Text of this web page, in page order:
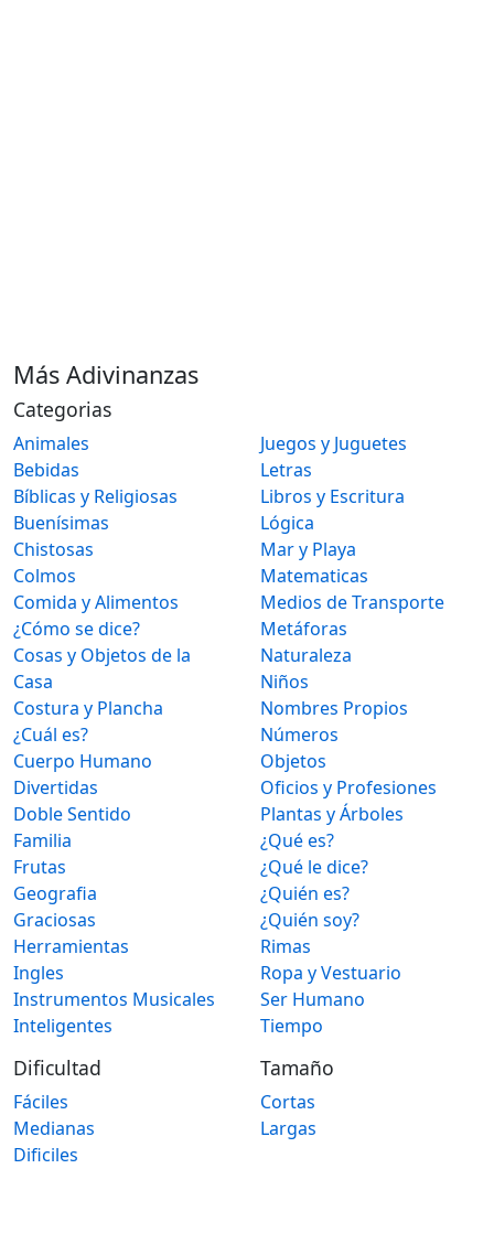
Más Adivinanzas
Categorias
Animales
Bebidas
Bíblicas y Religiosas
Buenísimas
Chistosas
Colmos
Comida y Alimentos
¿Cómo se dice?
Cosas y Objetos de la
Casa
Costura y Plancha
¿Cuál es?
Cuerpo Humano
Divertidas
Doble Sentido
Familia
Frutas
Geografia
Graciosas
Herramientas
Ingles
Instrumentos Musicales
Inteligentes
Juegos y Juguetes
Letras
Libros y Escritura
Lógica
Mar y Playa
Matematicas
Medios de Transporte
Metáforas
Naturaleza
Niños
Nombres Propios
Números
Objetos
Oficios y Profesiones
Plantas y Árboles
¿Qué es?
¿Qué le dice?
¿Quién es?
¿Quién soy?
Rimas
Ropa y Vestuario
Ser Humano
Tiempo
Dificultad
Fáciles
Medianas
Dificiles
Tamaño
Cortas
Largas